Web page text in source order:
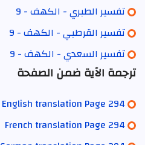
تفسير الطبري - الكهف - 9
تفسير القرطبي - الكهف - 9
تفسير السعدي - الكهف - 9
ترجمة الآية ضمن الصفحة
English translation Page 294
French translation Page 294